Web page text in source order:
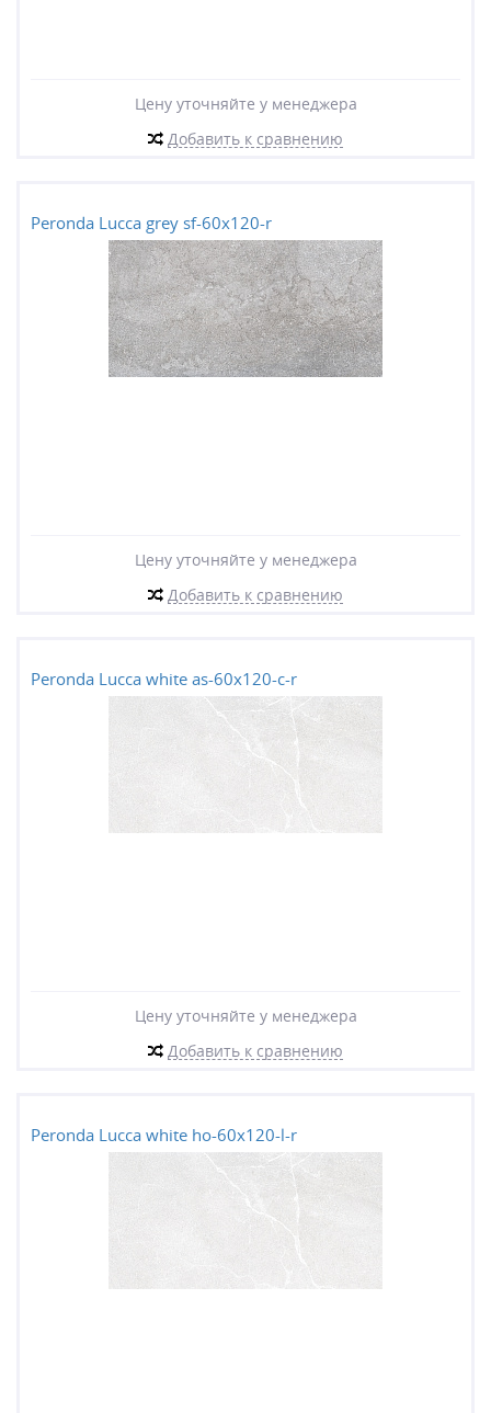
Цену уточняйте у менеджера
Добавить к сравнению
Peronda Lucca grey sf-60x120-r
Цену уточняйте у менеджера
Добавить к сравнению
Peronda Lucca white as-60x120-c-r
Цену уточняйте у менеджера
Добавить к сравнению
Peronda Lucca white ho-60x120-l-r